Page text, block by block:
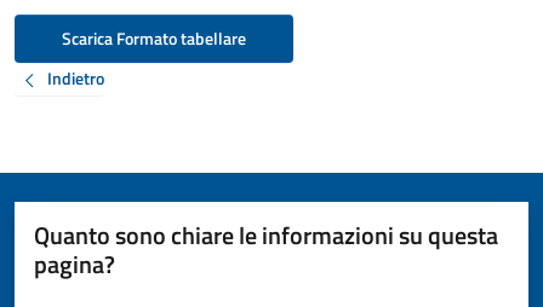
Scarica Formato tabellare
Indietro
Quanto sono chiare le informazioni su questa
pagina?